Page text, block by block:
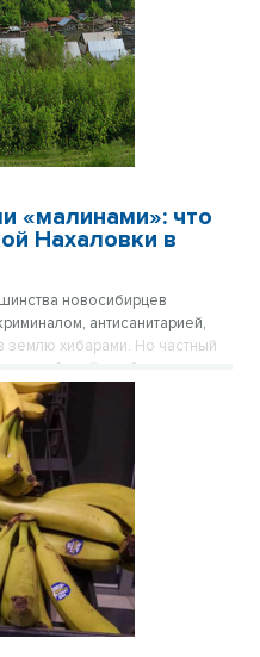
Маркса. Публикуется
VN.RU за 2023 год».
«малинами»: что
Нахаловки в
новосибирцев
антисанитарией,
землю хибарами. Но частный
рабочей слободки, уже не
одежду из сайдинга, есть
даже родился самый
но инвесторы все еще
Публикуется
VN.RU за 2023 год».